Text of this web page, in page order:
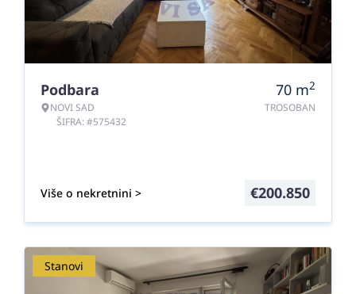
Podbara
NOVI SAD
ŠIFRA: #575432
70 m2
TROSOBAN
Više o nekretnini > €200.850
Stanovi